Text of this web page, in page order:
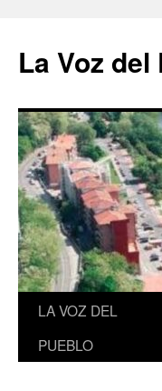
contenido
La Voz
LA VOZ DEL
PUEBLO